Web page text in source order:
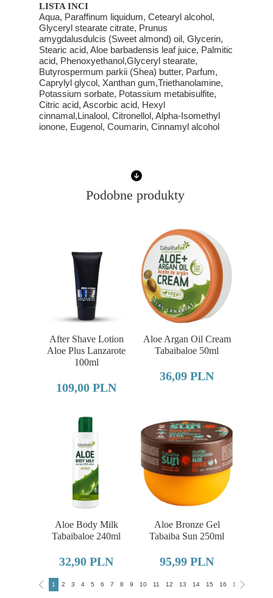
LISTA INCI
Aqua, Paraffinum liquidum, Cetearyl alcohol,
Glyceryl stearate citrate, Prunus
amygdalusdulcis (Sweet almond) oil, Glycerin,
Stearic acid, Aloe barbadensis leaf juice, Palmitic
acid, Phenoxyethanol,Glyceryl stearate,
Butyrospermum parkii (Shea) butter, Parfum,
Caprylyl glycol, Xanthan gum,Triethanolamine,
Potassium sorbate, Potassium metabisulfite,
Citric acid, Ascorbic acid, Hexyl
cinnamal,Linalool, Citronellol, Alpha-Isomethyl
ionone, Eugenol, Coumarin, Cinnamyl alcohol
Podobne produkty
After Shave Lotion
Aloe Plus Lanzarote
100ml
109,00 PLN
Aloe Argan Oil Cream
Tabaibaloe 50ml
36,09 PLN
Aloe Body Milk
Tabaibaloe 240ml
32,90 PLN
Aloe Bronze Gel
Tabaiba Sun 250ml
95,99 PLN
1 2 3 4 5 6 7 8 9 10 11 12 13 14 15 16 17